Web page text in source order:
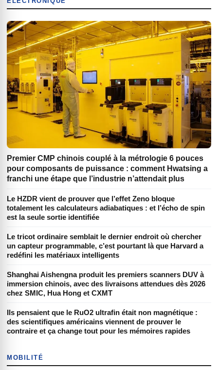
Premier CMP chinois couplé à la métrologie 6 pouces
pour composants de puissance : comment Hwatsing a
franchi une étape que l’industrie n’attendait plus
Le HZDR vient de prouver que l’effet Zeno bloque
totalement les calculateurs adiabatiques : et l’écho de spin
est la seule sortie identifiée
Le tricot ordinaire semblait le dernier endroit où chercher
un capteur programmable, c’est pourtant là que Harvard a
redéfini les matériaux intelligents
Shanghai Aishengna produit les premiers scanners DUV à
immersion chinois, avec des livraisons attendues dès 2026
chez SMIC, Hua Hong et CXMT
Ils pensaient que le RuO2 ultrafin était non magnétique :
des scientifiques américains viennent de prouver le
contraire et ça change tout pour les mémoires rapides
MOBILITÉ